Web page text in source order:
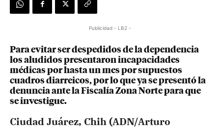
Publicidad - LB2 -
Para evitar ser despedidos de la dependencia
los aludidos presentaron incapacidades
médicas por hasta un mes por supuestos
cuadros diarreicos, por lo que ya se presentó la
denuncia ante la Fiscalía Zona Norte para que
se investigue.
Ciudad Juárez, Chih (ADN/Arturo